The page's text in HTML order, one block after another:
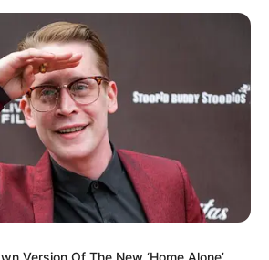
ΧΑΛΚΙΔΑΣ
ΧΑΛΚΙΔΑ ΝΕΑ